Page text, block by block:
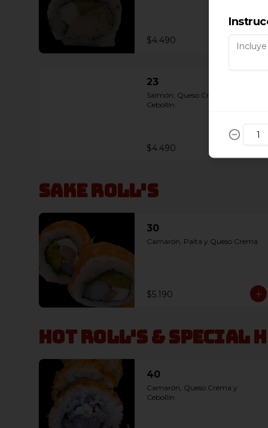
$4.490
23
Salmón, Queso Crema, Palta y
Cebollín
$4.490
Sake Roll's
30
Camarón, Palta y Queso Crema
$5.190
Hot Roll's & Special
40
Camarón, Queso Crema y
Cebollín